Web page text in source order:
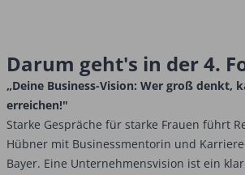
Darum geht's in der 4.
„Deine Business-Vision: Wer groß denkt,
erreichen!"
Starke Gespräche für starke Frauen führt
Hübner mit Businessmentorin und
Bayer. Eine Unternehmensvision ist ein